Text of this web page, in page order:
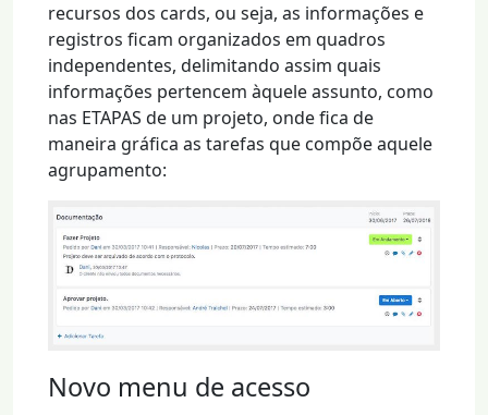
recursos dos cards, ou seja, as informações e
registros ficam organizados em quadros
independentes, delimitando assim quais
informações pertencem àquele assunto, como
nas ETAPAS de um projeto, onde fica de
maneira gráfica as tarefas que compõe aquele
agrupamento:
Novo menu de acesso